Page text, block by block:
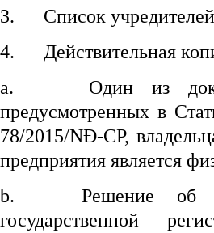
3. Список учредителей
4. Действительная
a. Один из
предусмотренных в
78/2015/NĐ-CP,
предприятия является
b. Решение об
государственной